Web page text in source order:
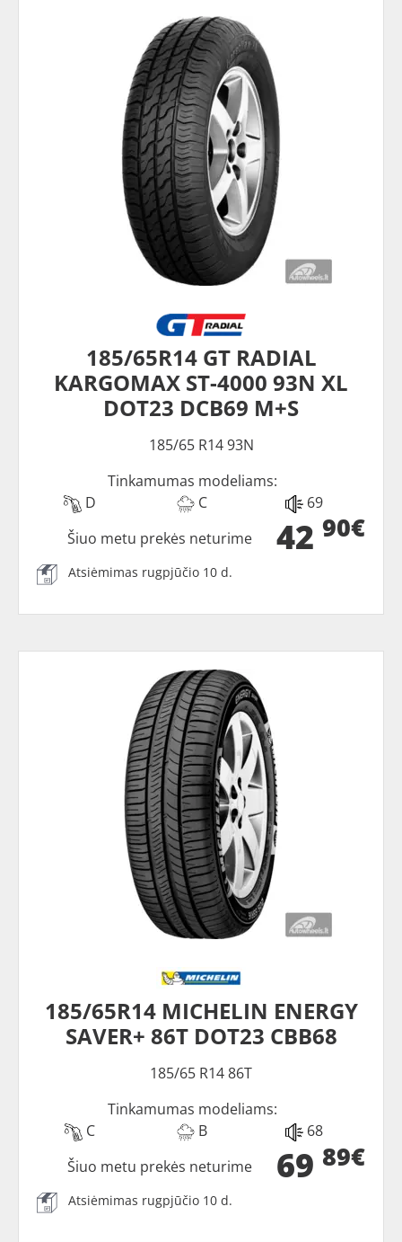
185/65R14 GT RADIAL
KARGOMAX ST-4000 93N XL
DOT23 DCB69 M+S
185/65 R14 93N
Tinkamumas modeliams:
D
C 69
42 90€
Šiuo metu prekės neturime
Atsiėmimas rugpjūčio 10 d.
185/65R14 MICHELIN ENERGY
SAVER+ 86T DOT23 CBB68
185/65 R14 86T
Tinkamumas modeliams:
C
B 68
69 89€
Šiuo metu prekės neturime
Atsiėmimas rugpjūčio 10 d.